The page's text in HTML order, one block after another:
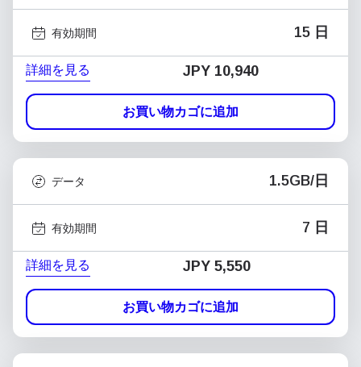
有効期間 15 日
詳細を見る JPY 10,940
お買い物カゴに追加
データ 1.5GB/日
有効期間 7 日
詳細を見る JPY 5,550
お買い物カゴに追加